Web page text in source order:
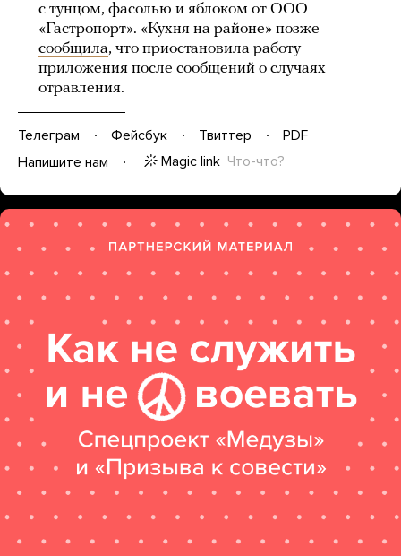
с тунцом, фасолью и яблоком от ООО
«Гастропорт». «Кухня на районе» позже
сообщила, что приостановила работу
приложения после сообщений о случаях
отравления.
Телеграм Фейсбук Твиттер
PDF
Напишите нам
Magic link Что-что?